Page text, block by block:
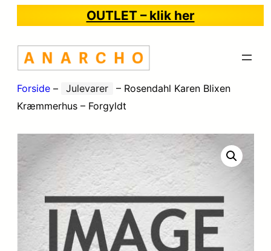
OUTLET – klik her
Forside – Julevarer – Rosendahl Karen Blixen
Kræmmerhus – Forgyldt